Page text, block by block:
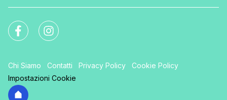
Chi Siamo Contatti Privacy Policy
Cookie Policy
Impostazioni Cookie